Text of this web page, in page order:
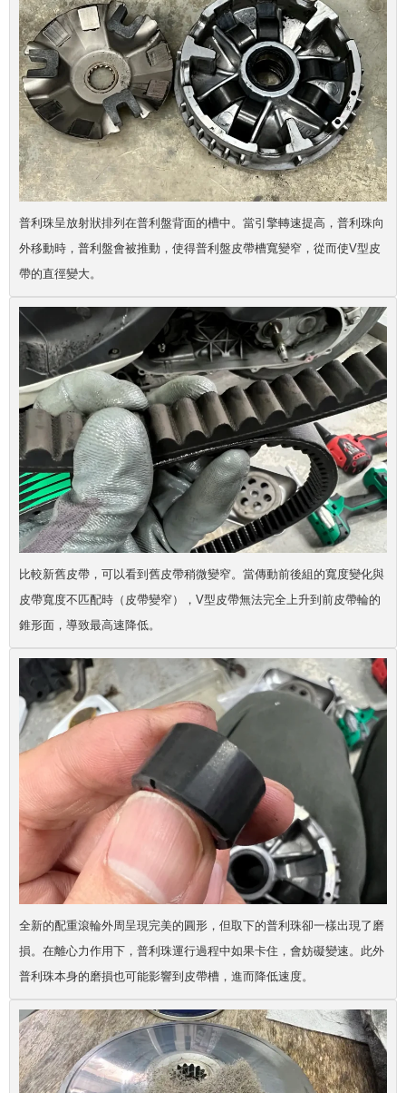
普利珠呈放射狀排列在普利盤背面的槽中。當引擎轉速提高， 普利珠向
外移動時， 普利盤會被推動，使得普利盤皮帶槽寬變窄，從而使V型皮
帶的直徑變大。
比較新舊皮帶，可以看到舊皮帶稍微變窄。當傳動前後組的寬度變化與
皮帶寬度不匹配時（皮帶變窄），V型皮帶無法完全上升到前皮帶輪的
錐形面，導致最高速降低。
全新的配重滾輪外周呈現完美的圓形，但取下的普利珠卻一樣出現了磨
損。在離心力作用下，普利珠運行過程中如果卡住，會妨礙變速。此外
普利珠本身的磨損也可能影響到皮帶槽，進而降低速度。